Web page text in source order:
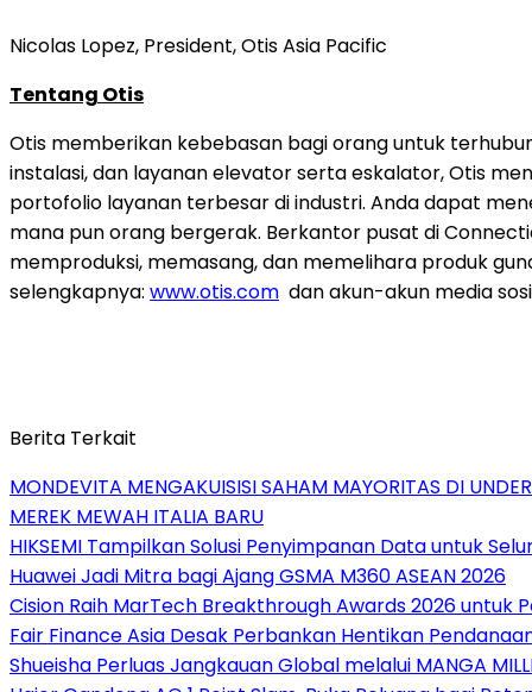
Nicolas Lopez, President, Otis Asia Pacific
Tentang Otis
Otis memberikan kebebasan bagioranguntuk
instalasi, dan layanan elevator serta eskalator, Otis
portofolio layanan terbesar di industri. Anda dapat
mana pun orang bergerak. Berkantor pusat di
memproduksi, memasang, dan memelihara produk
selengkapnya: www.otis.com dan akun-akun media
Berita Terkait
MONDEVITA MENGAKUISISI SAHAM MAYORITAS DI
MEREK MEWAH ITALIA BARU
HIKSEMI Tampilkan Solusi Penyimpanan Data untuk
Huawei Jadi Mitra bagi Ajang GSMA M360 ASEAN 2026
Cision Raih MarTech Breakthrough Awards 2026 untuk
Fair Finance Asia Desak Perbankan Hentikan
Shueisha Perluas Jangkauan Global melalui MANGA